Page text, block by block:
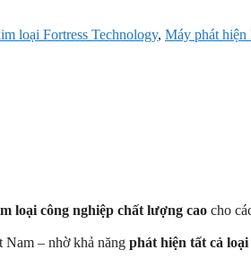
loại Fortress Technology, Máy phát hiện
loại công nghiệp chất lượng cao cho
Nam – nhờ khả năng phát hiện tất cả